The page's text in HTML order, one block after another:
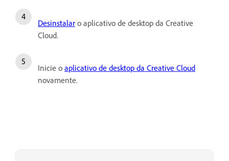
Desinstalar o aplicativo de desktop da Creative
Cloud.
Inicie o aplicativo de desktop da Creative Cloud
novamente.